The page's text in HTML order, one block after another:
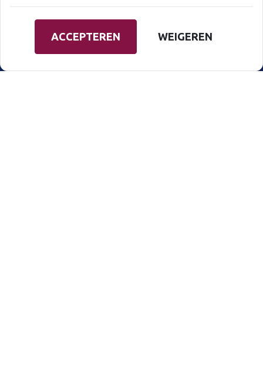
Rechtsgebieden
Wie ben ik
Tarieven
ACCEPTEREN WEIGEREN